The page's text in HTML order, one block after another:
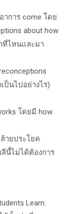
การ come โดย
about how
ที่ไหนและมา
ป็นไปอย่างไร)
โดยมี how
ายประโยค
ลีนี้ไม่ได้ต้องการ
Learn: